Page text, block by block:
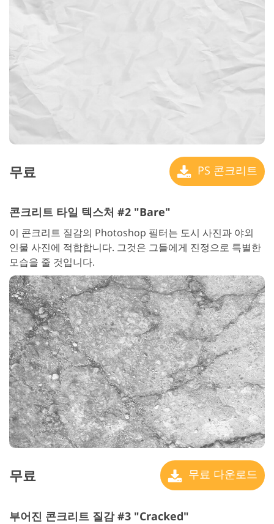
무료 PS 콘크리트
콘크리트 타일 텍스처 #2 "Bare"
이 콘크리트 질감의 Photoshop 필터는 도시 사진과 야외
인물 사진에 적합합니다. 그것은 그들에게 진정으로 특별한
모습을 줄 것입니다.
무료 무료 다운로드
부어진 콘크리트 질감 #3 "Cracked"